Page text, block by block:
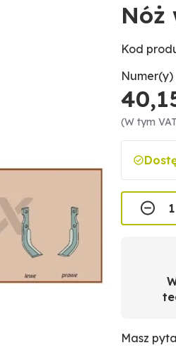
Nóż
Kod
Numer(y)
(W tym
Masz